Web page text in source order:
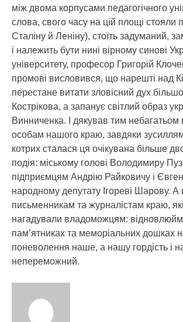
між двома корпусами педагогічного
слова, свого часу на цій площі стояли
Сталіну й Леніну), стоїть задуманий,
і належить бути нині вірному синові
університету, професор Григорій
промові висловився, що нарешті над
перестане витати зловісний дух
Кострікова, а запанує світлий образ
Винниченка. І дякував тим
особам нашого краю, завдяки
котрих сталася ця очікувана більше
подія: міському голові Володимиру
підприємцям Андрію Райковичу і
народному депутату Ігореві Шарову.
письменникам та журналістам краю,
нагадували владоможцям:
пам’ятниках та меморіальних дошках
поневолення наше, а нашу гордість і
непереможний.